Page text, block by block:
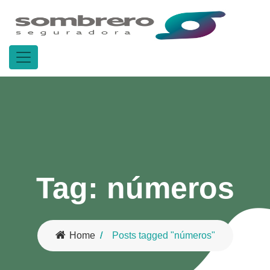
Tag: números
Home Posts tagged "números"